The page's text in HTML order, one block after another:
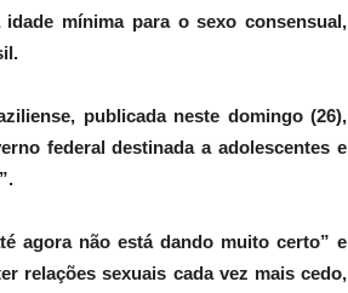
mínima para o sexo consensual,
publicada neste domingo (26),
federal destinada a adolescentes e
agora não está dando muito certo” e
relações sexuais cada vez mais cedo,